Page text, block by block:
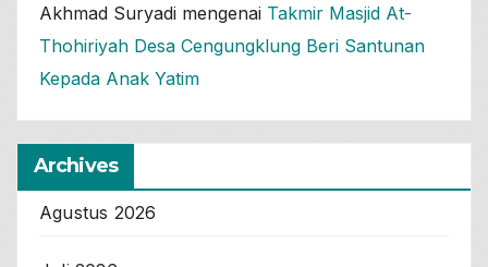
Akhmad Suryadi mengenai Takmir Masjid At-
Thohiriyah Desa Cengungklung Beri Santunan
Kepada Anak Yatim
Archives
Agustus 2026